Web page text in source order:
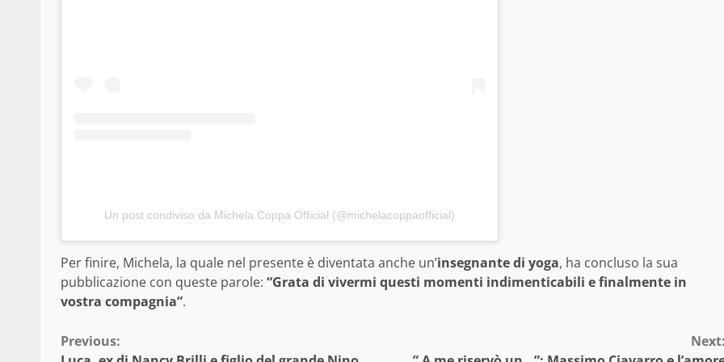
Un post condiviso da Michela Coppa Official (@michelacoppaofficial)
Per finire, Michela, la quale nel presente è diventata anche un’insegnante di yoga, ha concluso la sua
pubblicazione con queste parole: “Grata di vivermi questi momenti indimenticabili e finalmente in
vostra compagnia”.
Continue
Previous: